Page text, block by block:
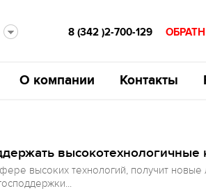
8 (342 )2-700-129
О компании Контакты
высокотехнологичные
высоких технологий, получит новые